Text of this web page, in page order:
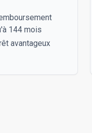
144 mois
avantageux